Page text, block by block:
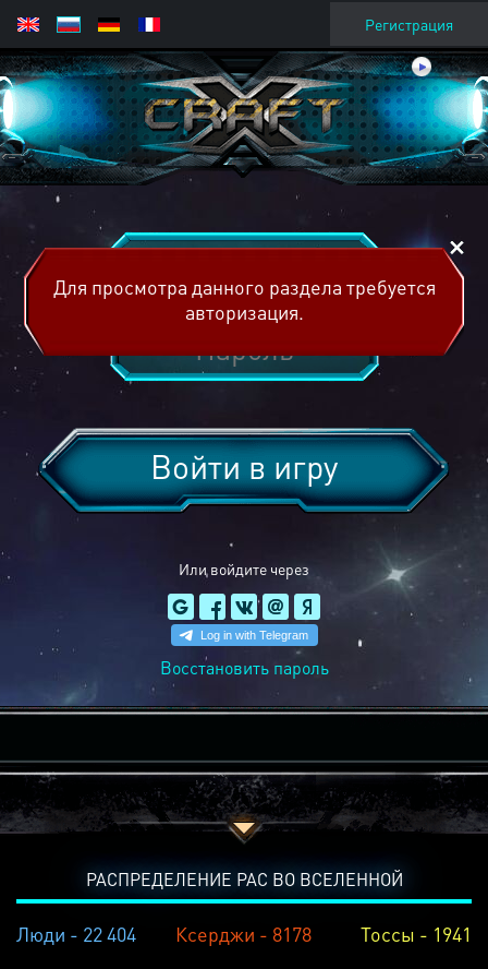
Регистрация
Или войдите через
Войти в игру
Восстановить пароль
Для просмотра данного раздела требуется
авторизация.
РАСПРЕДЕЛЕНИЕ РАС ВО ВСЕЛЕННОЙ
Люди - 22 404 Ксерджи - 8178 Тоссы - 1941